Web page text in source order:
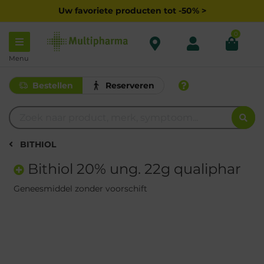
Uw favoriete producten tot -50% >
Menu
0
Bestellen Reserveren
BITHIOL
Bithiol 20% ung. 22g qualiphar
Geneesmiddel zonder voorschift